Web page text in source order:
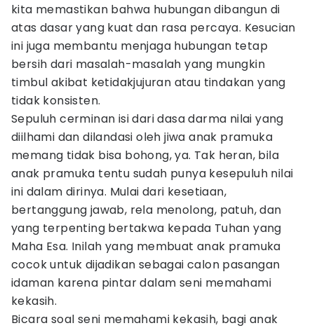
kita memastikan bahwa hubungan dibangun di
atas dasar yang kuat dan rasa percaya. Kesucian
ini juga membantu menjaga hubungan tetap
bersih dari masalah-masalah yang mungkin
timbul akibat ketidakjujuran atau tindakan yang
tidak konsisten.
Sepuluh cerminan isi dari dasa darma nilai yang
diilhami dan dilandasi oleh jiwa anak pramuka
memang tidak bisa bohong, ya. Tak heran, bila
anak pramuka tentu sudah punya kesepuluh nilai
ini dalam dirinya. Mulai dari kesetiaan,
bertanggung jawab, rela menolong, patuh, dan
yang terpenting bertakwa kepada Tuhan yang
Maha Esa. Inilah yang membuat anak pramuka
cocok untuk dijadikan sebagai calon pasangan
idaman karena pintar dalam seni memahami
kekasih.
Bicara soal seni memahami kekasih, bagi anak